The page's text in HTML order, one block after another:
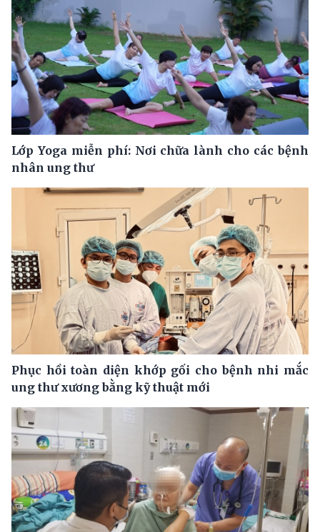
Lớp Yoga miễn phí: Nơi chữa lành cho các bệnh
nhân ung thư
Phục hồi toàn diện khớp gối cho bệnh nhi mắc
ung thư xương bằng kỹ thuật mới